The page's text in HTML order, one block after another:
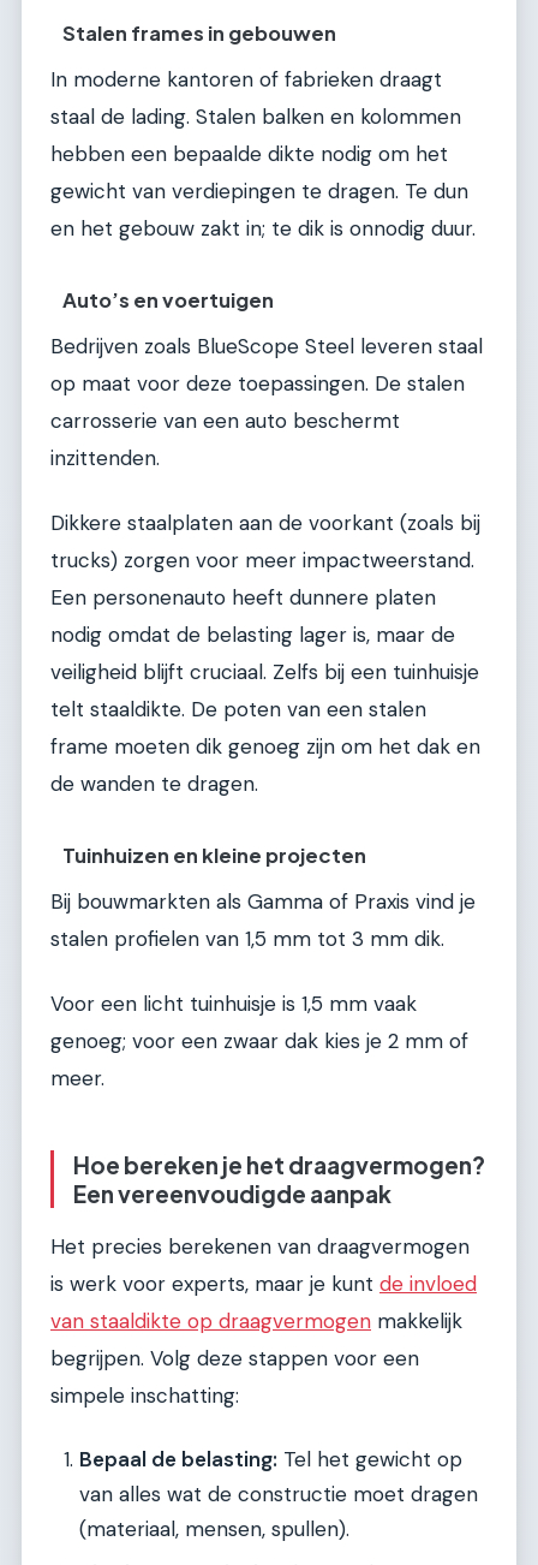
Stalen frames in gebouwen
In moderne kantoren of fabrieken draagt
staal de lading. Stalen balken en kolommen
hebben een bepaalde dikte nodig om het
gewicht van verdiepingen te dragen. Te dun
en het gebouw zakt in; te dik is onnodig duur.
Auto’s en voertuigen
Bedrijven zoals BlueScope Steel leveren staal
op maat voor deze toepassingen. De stalen
carrosserie van een auto beschermt
inzittenden.
Dikkere staalplaten aan de voorkant (zoals bij
trucks) zorgen voor meer impactweerstand.
Een personenauto heeft dunnere platen
nodig omdat de belasting lager is, maar de
veiligheid blijft cruciaal. Zelfs bij een tuinhuisje
telt staaldikte. De poten van een stalen
frame moeten dik genoeg zijn om het dak en
de wanden te dragen.
Tuinhuizen en kleine projecten
Bij bouwmarkten als Gamma of Praxis vind je
stalen profielen van 1,5 mm tot 3 mm dik.
Voor een licht tuinhuisje is 1,5 mm vaak
genoeg; voor een zwaar dak kies je 2 mm of
meer.
Hoe bereken je het draagvermogen?
Een vereenvoudigde aanpak
Het precies berekenen van draagvermogen
is werk voor experts, maar je kunt de invloed
van staaldikte op draagvermogen makkelijk
begrijpen. Volg deze stappen voor een
simpele inschatting:
Bepaal de belasting: Tel het gewicht op
van alles wat de constructie moet dragen
(materiaal, mensen, spullen).